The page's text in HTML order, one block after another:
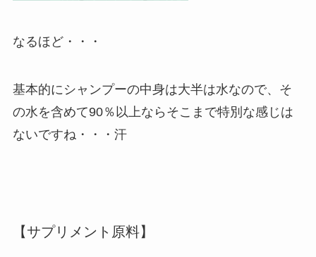
なるほど・・・
基本的にシャンプーの中身は大半は水なので、そ
の水を含めて90％以上ならそこまで特別な感じは
ないですね・・・汗
【サプリメント原料】